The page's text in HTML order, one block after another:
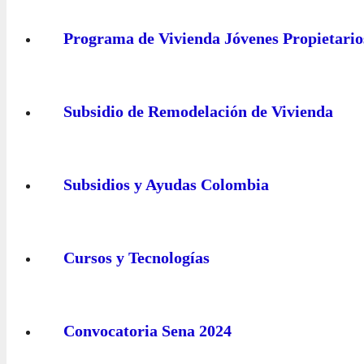
Programa de Vivienda Jóvenes
Subsidio de Remodelación de Vivienda
Subsidios y Ayudas Colombia
Cursos y Tecnologías
Convocatoria Sena 2024